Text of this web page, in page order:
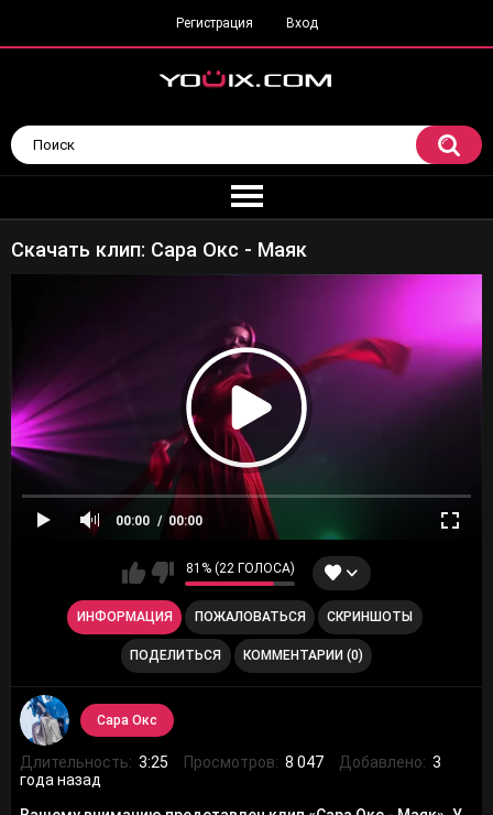
Регистрация Вход
Скачать клип: Сара Окс - Маяк
00:00 00:00
81% (22 ГОЛОСА)
ИНФОРМАЦИЯ ПОЖАЛОВАТЬСЯ СКРИНШОТЫ
ПОДЕЛИТЬСЯ КОММЕНТАРИИ (0)
Сара Окс
Длительность: 3:25 Просмотров: 8 047 Добавлено: 3
года назад